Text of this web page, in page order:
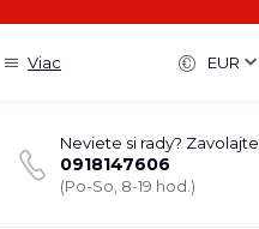
Viac EUR
Neviete si rady? Zavolajte.
0918147606
(Po-So, 8-19 hod.)